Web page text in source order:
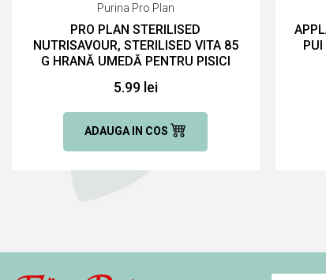
Purina Pro Plan
PRO PLAN STERILISED
NUTRISAVOUR, STERILISED VITA 85
G HRANĂ UMEDĂ PENTRU PISICI
5.99 lei
ADAUGA IN COS